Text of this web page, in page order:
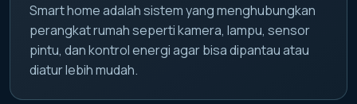
Smart home adalah sistem yang menghubungkan
perangkat rumah seperti kamera, lampu, sensor
pintu, dan kontrol energi agar bisa dipantau atau
diatur lebih mudah.